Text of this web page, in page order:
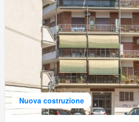
Nuova costruzione